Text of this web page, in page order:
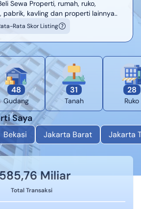
Kota Jakarta Pusat, Daerah Khusus Ibukota
Sewa Properti, rumah, ruko,
pabrik, kavling dan properti lainnya..
Rata Skor Listing
48
Gudang
31
Tanah
28
Ruko
Saya
Bekasi Jakarta Barat Jakarta
Miliar
Total Transaksi